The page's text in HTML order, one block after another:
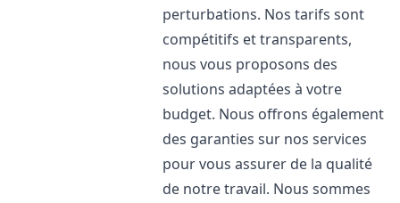
perturbations. Nos tarifs sont
compétitifs et transparents,
nous vous proposons des
solutions adaptées à votre
budget. Nous offrons également
des garanties sur nos services
pour vous assurer de la qualité
de notre travail. Nous sommes